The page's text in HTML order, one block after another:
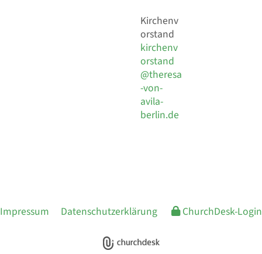
Kirchenv
orstand
kirchenv
orstand
@theresa
-von-
avila-
berlin.de
Impressum Datenschutzerklärung ChurchDesk-Login